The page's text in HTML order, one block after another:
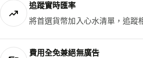
追蹤實時匯率
將首選貨幣加入心水清單，追蹤
費用全免兼絕無廣告